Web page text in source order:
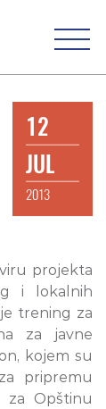
12
JUL
2013
projekta
i lokalnih
trening za
za javne
kojem su
pripremu
za Opštinu